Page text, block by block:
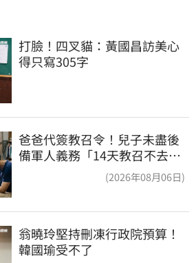
打臉！四叉貓：黃國昌訪美心
得只寫305字
爸爸代簽教召令！兒子未盡後
備軍人義務「14天教召不去」
(2026年08月06日)
翁曉玲堅持刪凍行政院預算！
韓國瑜受不了